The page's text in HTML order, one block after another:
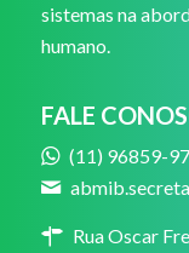
sistemas na
humano.
FALE
(11) 96859-
Rua Oscar